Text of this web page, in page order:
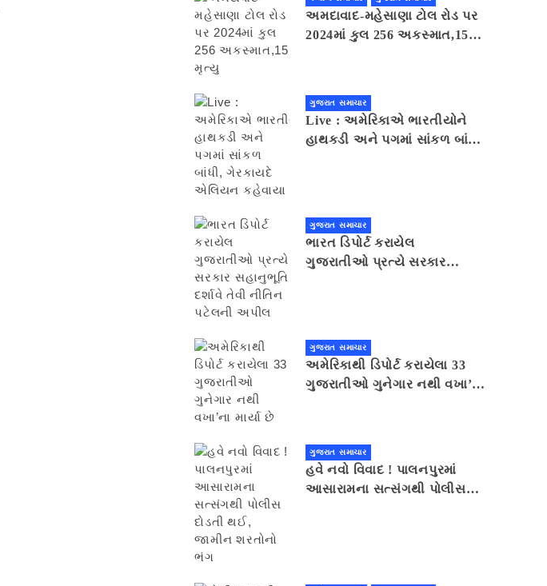
અમદાવાદ-મહેસાણા ટોલ રોડ પર
2024માં કુલ 256 અકસ્માત,15
ગુજરાત સમાચાર
Live : અમેરિકાએ ભારતીયોને
હાથકડી અને પગમાં સાંકળ બાંધી,
ગુજરાત સમાચાર
ભારત ડિપોર્ટ કરાયેલ
ગુજરાતીઓ પ્રત્યે સરકાર
ગુજરાત સમાચાર
અમેરિકાથી ડિપોર્ટ કરાયેલા 33
ગુજરાતીઓ ગુનેગાર નથી વખા’ના
ગુજરાત સમાચાર
હવે નવો વિવાદ ! પાલનપુરમાં
આસારામના સત્સંગથી પોલીસ